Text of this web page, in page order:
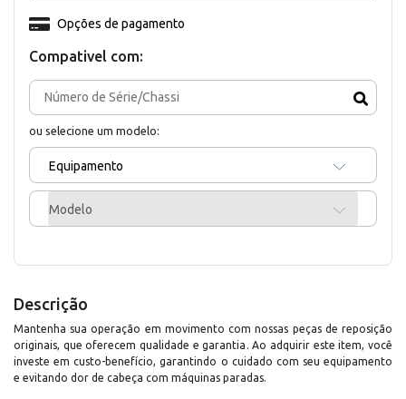
Compativel com:
ou selecione um modelo:
Equipamento
Modelo
Opções de pagamento
Descrição
Mantenha sua operação em movimento com nossas peças de reposição
originais, que oferecem qualidade e garantia. Ao adquirir este item, você
investe em custo-benefício, garantindo o cuidado com seu equipamento
e evitando dor de cabeça com máquinas paradas.